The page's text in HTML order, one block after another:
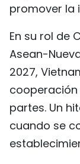
promover la
En su rol de
Asean-
2027,
partes. Un
cuando se